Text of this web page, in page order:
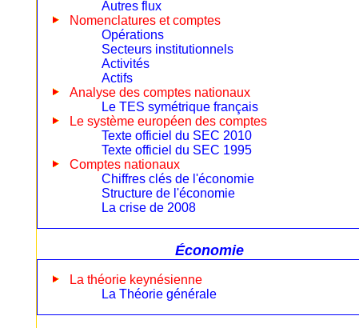
Autres flux
Nomenclatures et comptes
Opérations
Secteurs institutionnels
Activités
Actifs
Analyse des comptes nationaux
Le TES symétrique français
Le système européen des comptes
Texte officiel du SEC 2010
Texte officiel du SEC 1995
Comptes nationaux
Chiffres clés de l'économie
Structure de l'économie
La crise de 2008
Économie
La théorie keynésienne
La Théorie générale